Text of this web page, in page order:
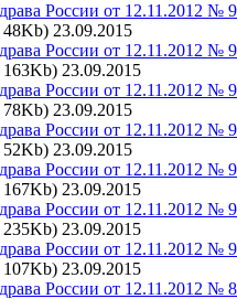
России от 12.11.2012 №
23.09.2015
России от 12.11.2012 №
23.09.2015
России от 12.11.2012 №
23.09.2015
России от 12.11.2012 №
23.09.2015
России от 12.11.2012 №
23.09.2015
России от 12.11.2012 №
23.09.2015
России от 12.11.2012 №
23.09.2015
России от 12.11.2012 №